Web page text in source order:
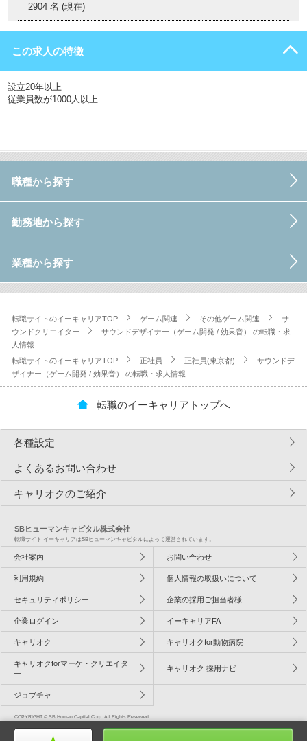
2904 名 (現在)
この求人の特徴
設立20年以上
従業員数が1000人以上
職種から探す
勤務地から探す
業種から探す
転職サイトのイーキャリアTOP ゲーム関連 その他ゲーム関連
サ
ウンドクリエイター
サウンドデザイナー（ゲーム開発 / 効果音）.の転職・求
人情報
転職サイトのイーキャリアTOP
正社員 正社員(東京都)
サウンドデ
ザイナー（ゲーム開発 / 効果音）.の転職・求人情報
転職のイーキャリアトップへ
各種設定
よくあるお問い合わせ
キャリオクのご紹介
SBヒューマンキャピタル株式会社
転職サイト イーキャリアはSBヒューマンキャピタルによって運営されています。
会社案内 お問い合わせ
利用規約 個人情報の取扱いについて
セキュリティポリシー 企業の採用ご担当者様
企業ログイン イーキャリアFA
キャリオク キャリオクfor動物病院
キャリオクforマーケ・クリエイタ
ー
キャリオク 採用ナビ
ジョブチャ
COPYRIGHT © SB Human Capital Corp. All Rights Reserved.